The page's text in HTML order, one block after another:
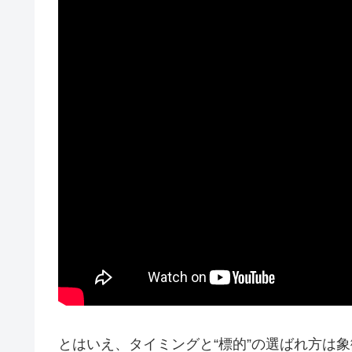
とはいえ、タイミングと“標的”の選ばれ方は象